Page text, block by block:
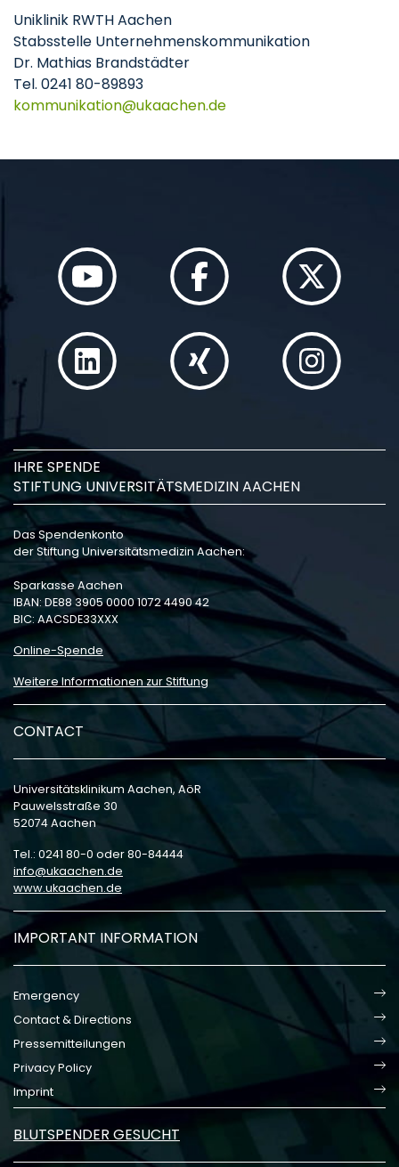
Uniklinik RWTH Aachen
Stabsstelle Unternehmenskommunikation
Dr. Mathias Brandstädter
Tel. 0241 80-89893
kommunikation
ukaachende
IHRE SPENDE
STIFTUNG UNIVERSITÄTSMEDIZIN AACHEN
Das Spendenkonto
der Stiftung Universitätsmedizin Aachen:
Sparkasse Aachen
IBAN: DE88 3905 0000 1072 4490 42
BIC: AACSDE33XXX
Online-Spende
Weitere Informationen zur Stiftung
CONTACT
Universitätsklinikum Aachen, AöR
Pauwelsstraße 30
52074 Aachen
Tel.: 0241 80-0 oder 80-84444
info
ukaachen de
www.ukaachen.de
IMPORTANT INFORMATION
Emergency
Contact & Directions
Pressemitteilungen
Privacy Policy
Imprint
BLUTSPENDER GESUCHT